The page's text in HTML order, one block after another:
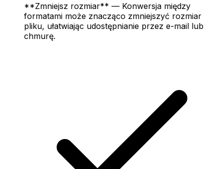
**Zmniejsz rozmiar** — Konwersja między
formatami może znacząco zmniejszyć rozmiar
pliku, ułatwiając udostępnianie przez e-mail lub
chmurę.